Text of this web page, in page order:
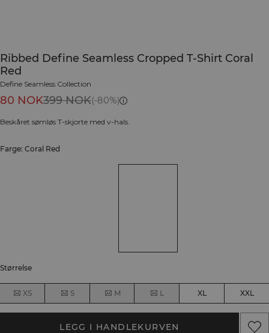
Ribbed Define Seamless Cropped T-Shirt Coral
Red
Define Seamless Collection
80 NOK399 NOK(-80%)
Beskåret sømløs T-skjorte med v-hals.
Farge: Coral Red
Størrelse
XS S M L XL XXL
LEGG I HANDLEKURVEN